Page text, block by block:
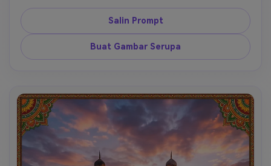
Bathukamma, lampu perayaan, palet warna merah
muda putih emas, desain non-politik yang
terhormat, poster festival vertikal ultra-realistis.
Salin Prompt
Buat Gambar Serupa